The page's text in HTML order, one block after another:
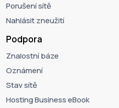
Porušení sítě
Nahlásit zneužití
Podpora
Znalostní báze
Oznámení
Stav sítě
Hosting Business eBook